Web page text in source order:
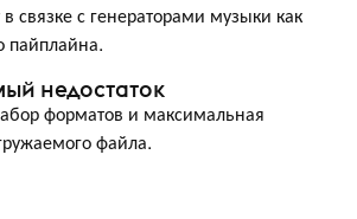
связке с генераторами музыки как
пайплайна.
недостаток
форматов и максимальная
файла.